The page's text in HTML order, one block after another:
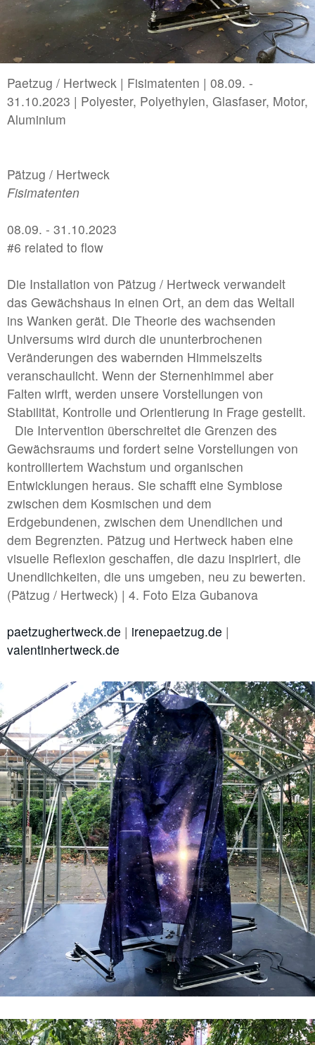
2022 | B/LA connect in Los Angeles/USA
//related to memory
#2 | 2026 Jakob Kolb - Projectspacefestival
#1 | 2026 Davide Zucco
#7 | 2026 Polina Shcherbyna
#6 | 2026 Annika Hippler
#5 | 2025 Jana Schumacher
#4 | 2025 Arturo Comas
#3 | 2025 Maria Martini & Vincent Wolff
#2 | 2025 Christian Schiebe, Theresa Tuffner,
#1 | 2025 Moritz Danner
//related to fragment
#7 | 2024 Sofiia Yesakova
#6 | 2024 Philipp Röcker
#5 | 2024 Francisco Correia
#4 | 2024 Kay Lotte Pommer mit Lara Hampe
#3 | 2024 Linda Lach
#2 | 2024 Susanne Kutter
#1 | 2024 Marta Kawecka / Rafał Smoliński
//related to flow
#7 | 2023 Benedikt Terwiel
#6 | 2023 Paetzug / Hertweck
#5 | 2023 Daniela Risch & Thomas Buts
#4 | 2023 Anna Lena Grau - Anna Mieves
#3 | 2023 Marita Bullmann/Simon Camatta:
#2 | 2023 Justina Los
#1 | 2023 Daniel Hölzl
#0 | 2023 Umbau
//related to transition
#8 | 2023 Ricarda Hoop
#7 | 2022 Hannah Rath
#6 | 2022 Max Brück - Projectspacefestival
#5 | 2022 Shelley Odradek
#4 | 2022 Constantin Hartenstein
#2 | 2022 Anna Bochkova
Paetzug / Hertweck | Fisimatenten | 08.09. -
31.10.2023 | Polyester, Polyethylen, Glasfaser, Motor,
Aluminium
Pätzug / Hertweck
Fisimatenten
08.09. - 31.10.2023
#6 related to flow
Die Installation von Pätzug / Hertweck verwandelt
das Gewächshaus in einen Ort, an dem das Weltall
ins Wanken gerät. Die Theorie des wachsenden
Universums wird durch die ununterbrochenen
Veränderungen des wabernden Himmelszelts
veranschaulicht. Wenn der Sternenhimmel aber
Falten wirft, werden unsere Vorstellungen von
Stabilität, Kontrolle und Orientierung in Frage gestellt.
Die Intervention überschreitet die Grenzen des
Gewächsraums und fordert seine Vorstellungen von
kontrolliertem Wachstum und organischen
Entwicklungen heraus. Sie schafft eine Symbiose
zwischen dem Kosmischen und dem
Erdgebundenen, zwischen dem Unendlichen und
dem Begrenzten. Pätzug und Hertweck haben eine
visuelle Reflexion geschaffen, die dazu inspiriert, die
Unendlichkeiten, die uns umgeben, neu zu bewerten.
(Pätzug / Hertweck) | 4. Foto Elza Gubanova
paetzughertweck.de | irenepaetzug.de |
valentinhertweck.de